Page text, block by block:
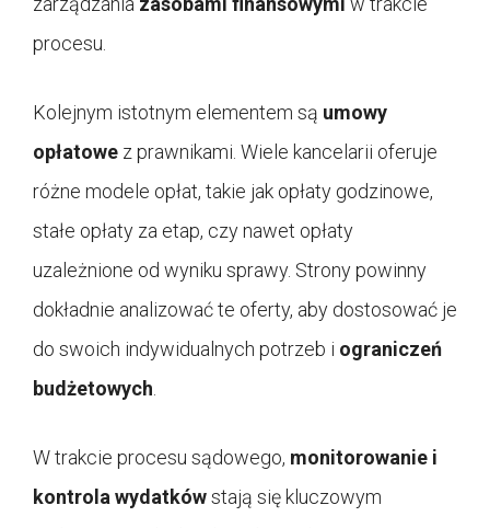
procesu.
Kolejnym istotnym elementem są umowy
opłatowe z prawnikami. Wiele kancelarii oferuje
różne modele opłat, takie jak opłaty godzinowe,
stałe opłaty za etap, czy nawet opłaty
uzależnione od wyniku sprawy. Strony powinny
dokładnie analizować te oferty, aby dostosować je
do swoich indywidualnych potrzeb i ograniczeń
budżetowych.
W trakcie procesu sądowego, monitorowanie i
kontrola wydatkówstają się kluczowym